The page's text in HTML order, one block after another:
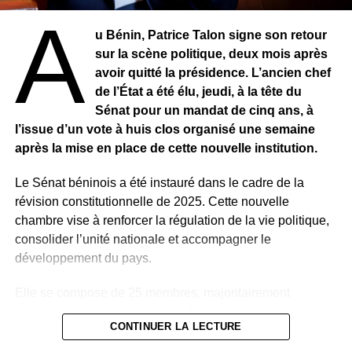
HAÏTI – Le président Jovenel Moïse assassiné
DON'T MISS
SÉNÉGAL – Après sa tournée économique,
Macky Sall veut faire respecter les mesures
A
u Bénin, Patrice Talon signe son retour
sur la scène politique, deux mois après
avoir quitté la présidence. L’ancien chef
de l’État a été élu, jeudi, à la tête du
Sénat pour un mandat de cinq ans, à
l’issue d’un vote à huis clos organisé une semaine
après la mise en place de cette nouvelle institution.
Le Sénat béninois a été instauré dans le cadre de la
révision constitutionnelle de 2025. Cette nouvelle
chambre vise à renforcer la régulation de la vie politique,
consolider l’unité nationale et accompagner le
développement du pays.
désignés par le président de la République, Romuald
Wadagni, auxquels s’ajoutent des membres de droit.
CONTINUER LA LECTURE